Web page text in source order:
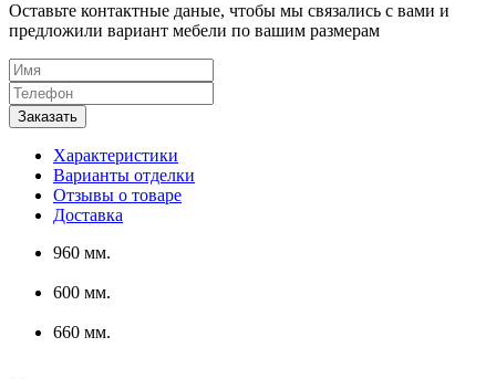
Оставьте контактные даные, чтобы мы связались с вами и
предложили вариант мебели по вашим размерам
Характеристики
Варианты отделки
Отзывы о товаре
Доставка
960 мм.
600 мм.
660 мм.